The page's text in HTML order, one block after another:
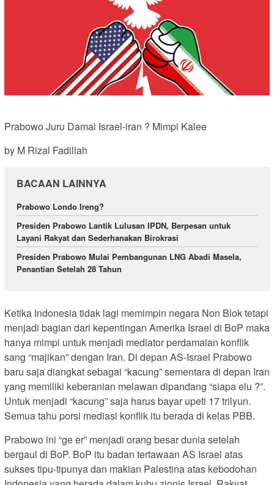
Prabowo Juru Damai Israel-iran ? Mimpi Kalee
by M Rizal Fadillah
BACAAN LAINNYA
Prabowo Londo Ireng?
Presiden Prabowo Lantik Lulusan IPDN, Berpesan untuk
Layani Rakyat dan Sederhanakan Birokrasi
Presiden Prabowo Mulai Pembangunan LNG Abadi Masela,
Penantian Setelah 28 Tahun
Ketika Indonesia tidak lagi memimpin negara Non Blok tetapi
menjadi bagian dari kepentingan Amerika Israel di BoP maka
hanya mimpi untuk menjadi mediator perdamaian konflik
sang “majikan” dengan Iran. Di depan AS-Israel Prabowo
baru saja diangkat sebagai “kacung” sementara di depan Iran
yang memiliki keberanian melawan dipandang “siapa elu ?”.
Untuk menjadi “kacung” saja harus bayar upeti 17 trilyun.
Semua tahu porsi mediasi konflik itu berada di kelas PBB.
Prabowo ini “ge er” menjadi orang besar dunia setelah
bergaul di BoP. BoP itu badan tertawaan AS Israel atas
sukses tipu-tipunya dan makian Palestina atas kebodohan